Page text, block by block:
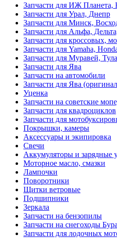
Запчасти для ИЖ
Запчасти для Урал, Днепр
Запчасти для Минск,
Запчасти для Альфа,
Запчасти для кроссовых,
Запчасти для Yamaha,
Запчасти для Муравей, Тула
Запчасти для Ява
Запчасти на автомобили
Запчасти для Ява
Уценка
Запчасти на советские
Запчасти для квадроциклов
Запчасти для
Покрышки, камеры
Аксессуары и экипировка
Свечи
Аккумуляторы и зарядные
Моторное масло, смазки
Лампочки
Поворотники
Щитки ветровые
Подшипники
Зеркала
Запчасти на бензопилы
Запчасти на снегоходы
Запчасти для лодочных